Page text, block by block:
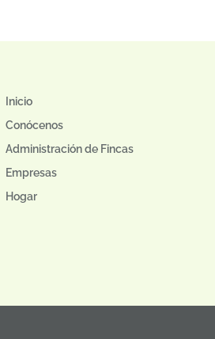
Inicio
Conócenos
Administración de Fincas
Empresas
Hogar